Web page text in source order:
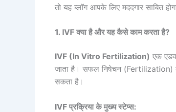
तो यह ब्लॉग आपके लिए मददगार साबित
1. IVF क्या है और यह कैसे काम करता है?
IVF (In Vitro Fertilization) एक
जाता है। सफल निषेचन (Fertilization) के
सकता है।
IVF प्रक्रिया के मुख्य स्टेप्स: